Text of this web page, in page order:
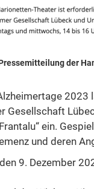
der
Gesellschaft
ein.
und deren
9. Dezember